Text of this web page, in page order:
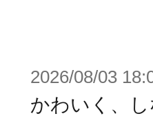
塗装されており
2026/08/03
かわいく、